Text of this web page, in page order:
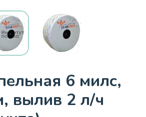
6 милс,
вылив 2 л/ч